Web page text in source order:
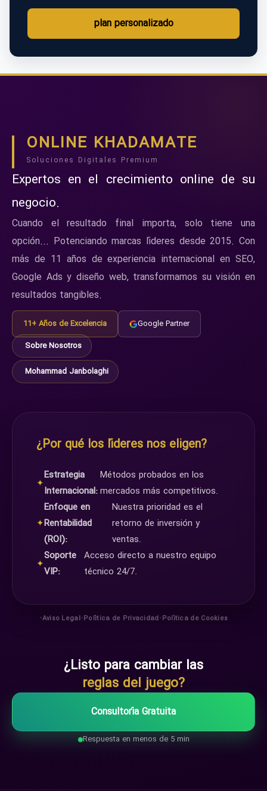
plan personalizado
ONLINE KHADAMATE
Soluciones Digitales Premium
Expertos en el crecimiento online de su
negocio.
Cuando el resultado final importa, solo tiene una
opción... Potenciando marcas líderes desde 2015. Con
más de 11 años de experiencia internacional en SEO,
Google Ads y diseño web, transformamos su visión en
resultados tangibles.
11+ Años de Excelencia
Google Partner
Sobre Nosotros
Mohammad Janbolaghi
¿Por qué los líderes nos eligen?
✦
Estrategia
Internacional:
Métodos probados en los
mercados más competitivos.
✦
Enfoque en
Rentabilidad
(ROI):
Nuestra prioridad es el
retorno de inversión y
ventas.
✦
Soporte
VIP:
Acceso directo a nuestro equipo
técnico 24/7.
•Aviso Legal•Política de Privacidad•Política de Cookies
¿Listo para cambiar las
reglas del juego?
Consultoría Gratuita
Respuesta en menos de 5 min